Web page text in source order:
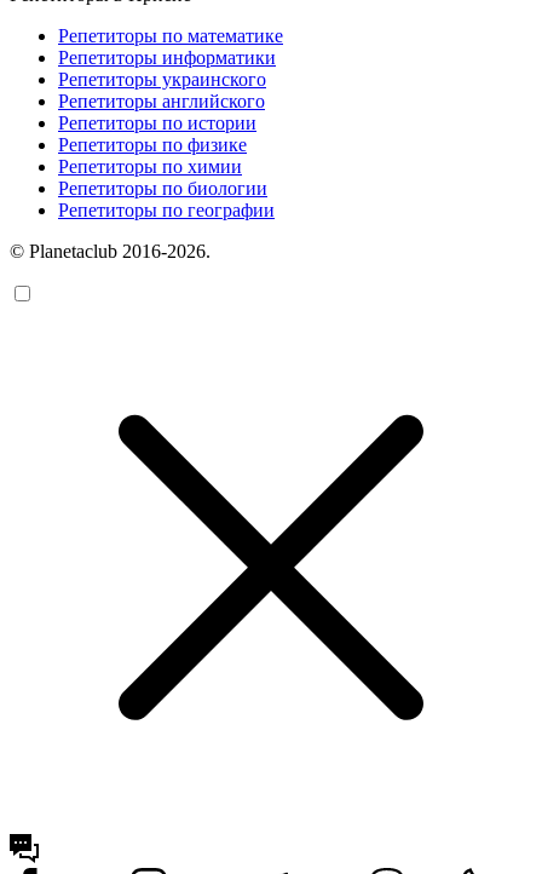
Репетиторы по математике
Репетиторы информатики
Репетиторы украинского
Репетиторы английского
Репетиторы по истории
Репетиторы по физике
Репетиторы по химии
Репетиторы по биологии
Репетиторы по географии
© Planetaclub 2016-2026.